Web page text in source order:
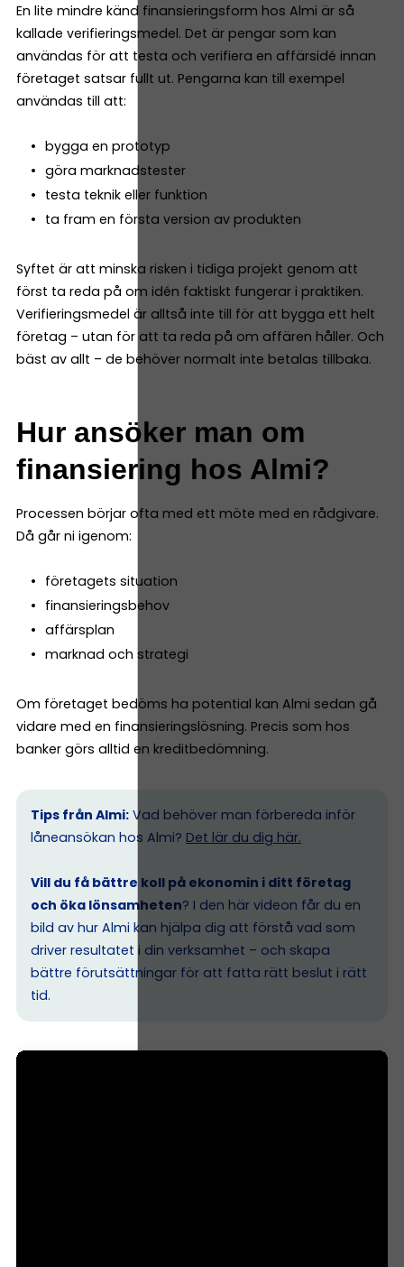
En lite mindre känd finansieringsform hos Almi är så
kallade verifieringsmedel. Det är pengar som kan
användas för att testa och verifiera en affärsidé innan
företaget satsar fullt ut. Pengarna kan till exempel
användas till att:
bygga en prototyp
göra marknadstester
testa teknik eller funktion
ta fram en första version av produkten
Syftet är att minska risken i tidiga projekt genom att
först ta reda på om idén faktiskt fungerar i praktiken.
Verifieringsmedel är alltså inte till för att bygga ett helt
företag – utan för att ta reda på om affären håller. Och
bäst av allt – de behöver normalt inte betalas tillbaka.
Hur ansöker man om
finansiering hos Almi?
Processen börjar ofta med ett möte med en rådgivare.
Då går ni igenom:
företagets situation
finansieringsbehov
affärsplan
marknad och strategi
Om företaget bedöms ha potential kan Almi sedan gå
vidare med en finansieringslösning. Precis som hos
banker görs alltid en kreditbedömning.
Tips från Almi: Vad behöver man förbereda inför
låneansökan hos Almi? Det lär du dig här.
Vill du få bättre koll på ekonomin i ditt företag
och öka lönsamheten? I den här videon får du en
bild av hur Almi kan hjälpa dig att förstå vad som
driver resultatet i din verksamhet – och skapa
bättre förutsättningar för att fatta rätt beslut i rätt
tid.